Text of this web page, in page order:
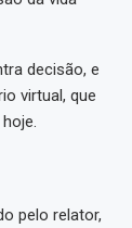
decisão, e
virtual, que
pelo relator,